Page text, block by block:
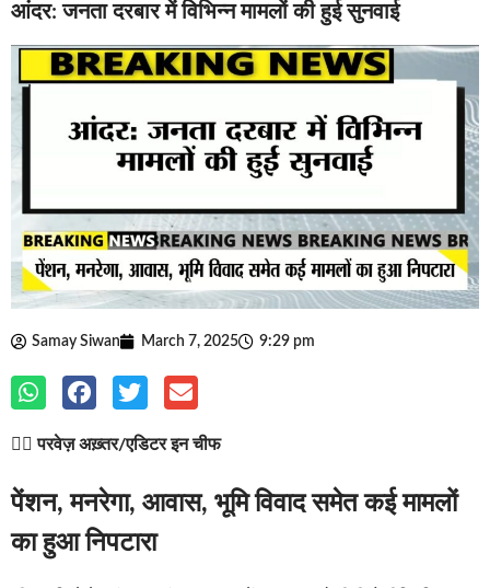
आंदर: जनता दरबार में विभिन्न मामलों की हुई सुनवाई
Samay Siwan March 7, 2025 9:29 pm
✍🏽परवेज़ अख़्तर/एडिटर इन चीफ
पेंशन, मनरेगा, आवास, भूमि विवाद समेत कई मामलों
का हुआ निपटारा